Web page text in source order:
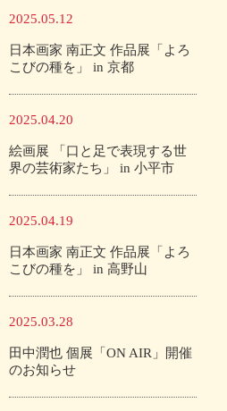
2025.05.12
日本画家 南正文 作品展「よろ
こびの種を」 in 京都
2025.04.20
絵画展 「口と足で表現する世
界の芸術家たち」 in 小平市
2025.04.19
日本画家 南正文 作品展「よろ
こびの種を」 in 高野山
2025.03.28
田中潤也 個展「ON AIR」開催
のお知らせ